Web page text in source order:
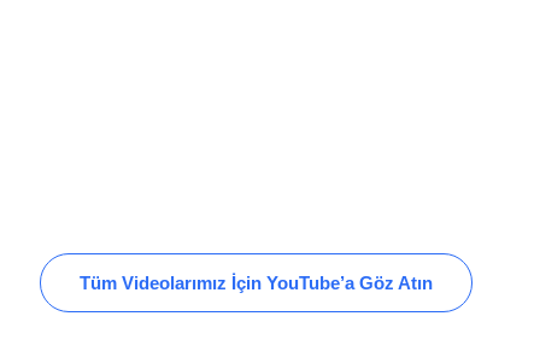
Tüm Videolarımız İçin YouTube’a Göz Atın